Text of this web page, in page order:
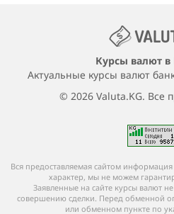
Курсы валют
Актуальные курсы валют
© 2026 Valuta.KG. Все
Вся предоставляемая сайтом
характер, мы не можем
Заявленные на сайте курсы валют
совершению сделки. Перед обменной
или обменном пункте по